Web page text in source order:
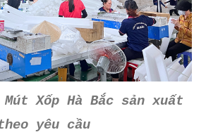
Mút Xốp Hà Bắc sản xuất
yêu cầu